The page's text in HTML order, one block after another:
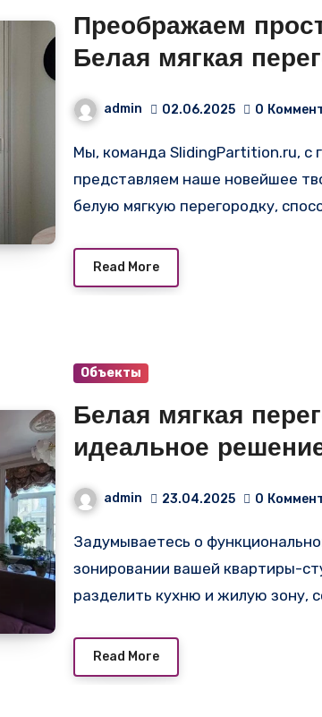
Преображаем
Белая мягкая
SlidingPartition.ru
admin 02.06.2025 0
Мы, команда SlidingPartition.ru, с гордостью
представляем наше новейшее
белую мягкую перегородку,
Read More
Объекты
Белая мягкая
идеальное
квартиры-студии
admin 23.04.2025 0
Задумываетесь о функциональном и стильном
зонировании вашей квартиры-
разделить кухню и жилую зону,
Read More